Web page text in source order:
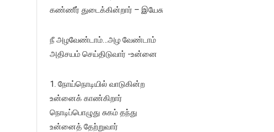
கண்ணீர் துடைக்கின்றார் – இயேசு
நீ அழவேண்டாம்…அழ வேண்டாம்
அதிசயம் செய்திடுவார் -உன்னை
1. நோய்நொடியில் வாடுகின்ற
உன்னைக் காண்கிறார்
நொடிப்பொழுது சுகம் தந்து
உன்னைத் தேற்றுவார்